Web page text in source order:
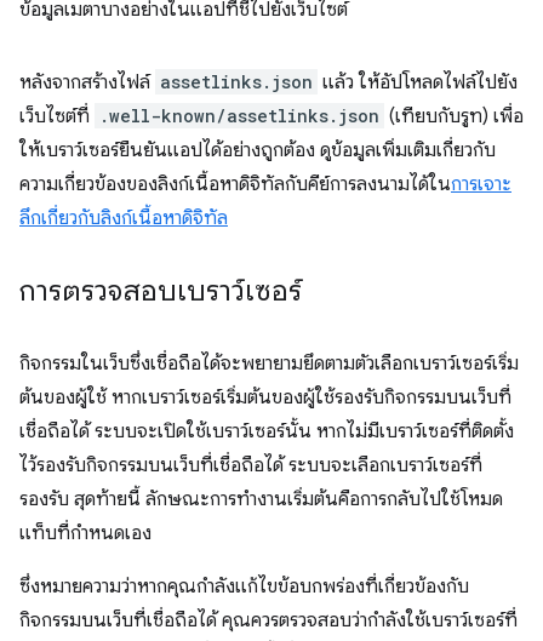
ข้อมูลเมตาบางอย่างในแอปที่ชี้ไปยังเว็บไซต์
หลังจากสร้างไฟล์ assetlinks.json แล้ว ให้อัปโหลดไฟล์ไปยัง
เว็บไซต์ที่
.well-known/assetlinks.json (เทียบกับรูท) เพื่อ
ให้เบราว์เซอร์ยืนยันแอปได้อย่างถูกต้อง ดูข้อมูลเพิ่มเติมเกี่ยวกับ
ความเกี่ยวข้องของลิงก์เนื้อหาดิจิทัลกับคีย์การลงนามได้ในการเจาะ
ลึกเกี่ยวกับลิงก์เนื้อหาดิจิทัล
การตรวจสอบเบราว์เซอร์
กิจกรรมในเว็บซึ่งเชื่อถือได้จะพยายามยึดตามตัวเลือกเบราว์เซอร์เริ่ม
ต้นของผู้ใช้ หากเบราว์เซอร์เริ่มต้นของผู้ใช้รองรับกิจกรรมบนเว็บที่
เชื่อถือได้ ระบบจะเปิดใช้เบราว์เซอร์นั้น หากไม่มีเบราว์เซอร์ที่ติดตั้ง
ไว้รองรับกิจกรรมบนเว็บที่เชื่อถือได้ ระบบจะเลือกเบราว์เซอร์ที่
รองรับ สุดท้ายนี้ ลักษณะการทำงานเริ่มต้นคือการกลับไปใช้โหมด
แท็บที่กำหนดเอง
ซึ่งหมายความว่าหากคุณกำลังแก้ไขข้อบกพร่องที่เกี่ยวข้องกับ
กิจกรรมบนเว็บที่เชื่อถือได้ คุณควรตรวจสอบว่ากำลังใช้เบราว์เซอร์ที่